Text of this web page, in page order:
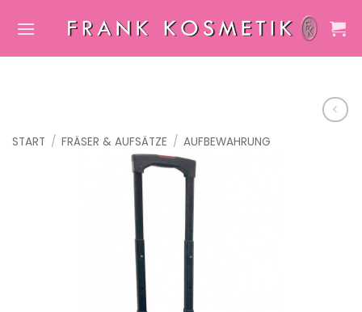
Inhalt
START / FRÄSER & AUFSÄTZE / AUFBEWAHRUNG